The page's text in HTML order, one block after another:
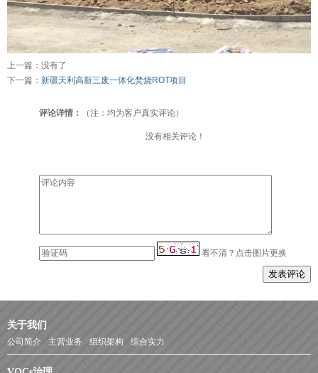
上一篇：没有了
下一篇： 新疆天利高新三废一体化焚烧ROT项目
评论详情： （注：均为客户真实评论）
没有相关评论！
看不清？点击图片更换
关于我们
公司简介 主营业务 组织架构 综合实力